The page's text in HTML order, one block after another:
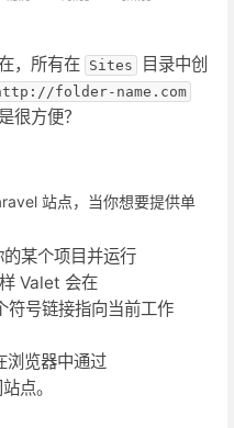
，所有在 Sites
目录中创
folder-name.com
很方便？
站点，当你想要提供单
某个项目并运行
Valet 会在
符号链接指向当前工作
浏览器中通过
点。